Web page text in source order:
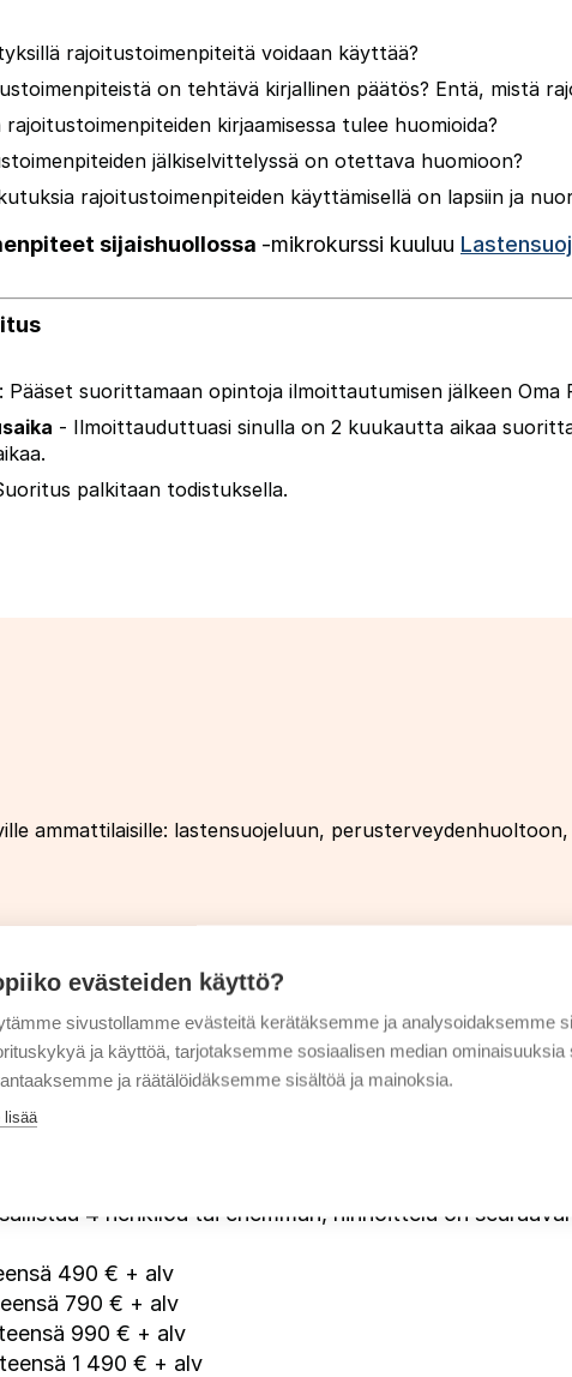
rajoitustoimenpiteitä voidaan käyttää?
on tehtävä kirjallinen päätös? Entä, mistä
kirjaamisessa tulee huomioida?
jälkiselvittelyssä on otettava huomioon?
rajoitustoimenpiteiden käyttämisellä on lapsiin ja
sijaishuollossa -mikrokurssi kuuluu
: Pääset suorittamaan opintoja ilmoittautumisen jälkeen Oma
- Ilmoittauduttuasi sinulla on 2 kuukautta aikaa
palkitaan todistuksella.
ammattilaisille: lastensuojeluun,
oleva alv per käyttäjä
4 henkilöä tai enemmän, hinnoittelu on
490 € + alv
790 € + alv
990 € + alv
1 490 € + alv
evästeiden käyttö?
sivustollamme evästeitä kerätäksemme ja analysoidaksemme
ja käyttöä, tarjotaksemme sosiaalisen median ominaisuuksia
ja räätälöidäksemme sisältöä ja mainoksia.
lisää